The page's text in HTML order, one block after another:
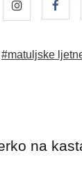
#matuljske
na